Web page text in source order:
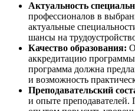
Актуальность
профессионалов в
актуальные
шансы на
Качество образования:
аккредитацию
программа должна
и возможность
Преподавательский
и опыте